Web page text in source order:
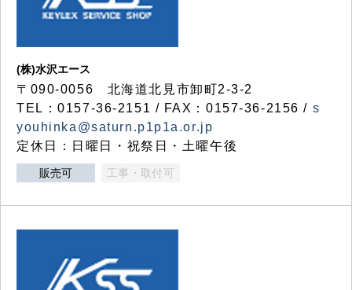
(株)水沢エース
〒090-0056 北海道北見市卸町2-3-2
TEL：0157-36-2151 / FAX：0157-36-2156 / s
youhinka@saturn.p1p1a.or.jp
定休日：日曜日・祝祭日・土曜午後
販売可 工事・取付可